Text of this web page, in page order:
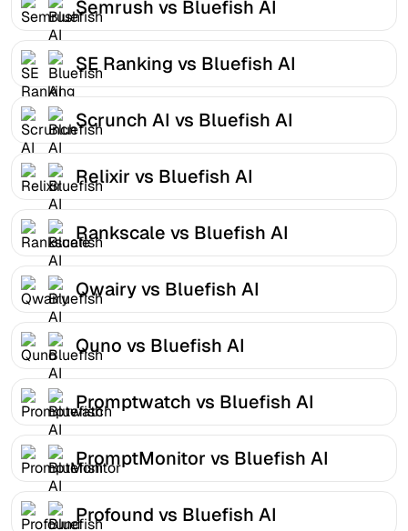
Semrush vs Bluefish AI
SE Ranking vs Bluefish AI
Scrunch AI vs Bluefish AI
Relixir vs Bluefish AI
Rankscale vs Bluefish AI
Qwairy vs Bluefish AI
Quno vs Bluefish AI
Promptwatch vs Bluefish AI
PromptMonitor vs Bluefish AI
Profound vs Bluefish AI